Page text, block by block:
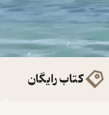
کتاب رایگان